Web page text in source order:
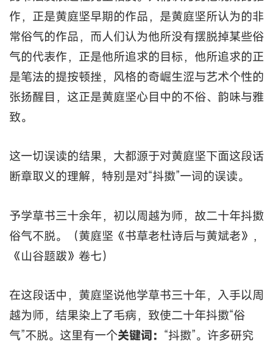
作，正是黄庭坚早期的作品，是黄庭坚所认为的非
常俗气的作品，而人们认为他所没有摆脱掉某些俗
气的代表作，正是他所追求的目标，他所追求的正
是笔法的提按顿挫，风格的奇崛生涩与艺术个性的
张扬醒目，这正是黄庭坚心目中的不俗、韵味与雅
致。
这一切误读的结果，大都源于对黄庭坚下面这段话
断章取义的理解，特别是对“抖擞”一词的误读。
予学草书三十余年，初以周越为师，故二十年抖擞
俗气不脱。（黄庭坚《书草老杜诗后与黄斌老》，
《山谷题跋》卷七）
在这段话中，黄庭坚说他学草书三十年，入手以周
越为师，结果染上了毛病，致使二十年抖擞“俗
气”不脱。这里有一个关键词： “抖擞”。许多研究